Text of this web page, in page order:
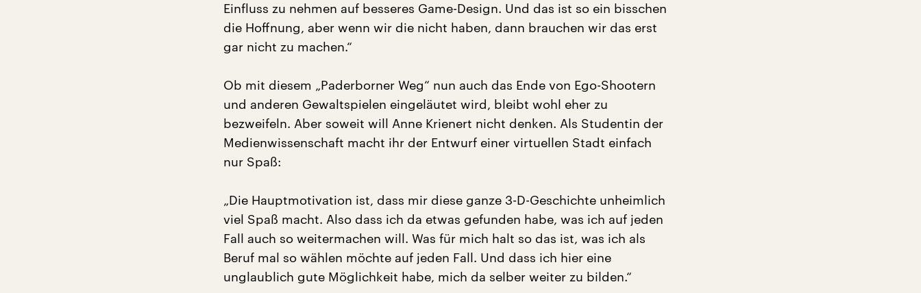
Einfluss zu nehmen auf besseres Game-Design. Und das ist so ein bisschen
die Hoffnung, aber wenn wir die nicht haben, dann brauchen wir das erst
gar nicht zu machen.“
Ob mit diesem „Paderborner Weg“ nun auch das Ende von Ego-Shootern
und anderen Gewaltspielen eingeläutet wird, bleibt wohl eher zu
bezweifeln. Aber soweit will Anne Krienert nicht denken. Als Studentin der
Medienwissenschaft macht ihr der Entwurf einer virtuellen Stadt einfach
nur Spaß:
„Die Hauptmotivation ist, dass mir diese ganze 3-D-Geschichte unheimlich
viel Spaß macht. Also dass ich da etwas gefunden habe, was ich auf jeden
Fall auch so weitermachen will. Was für mich halt so das ist, was ich als
Beruf mal so wählen möchte auf jeden Fall. Und dass ich hier eine
unglaublich gute Möglichkeit habe, mich da selber weiter zu bilden.“